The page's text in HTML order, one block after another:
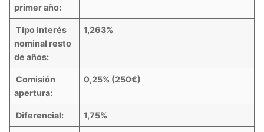
primer año:
Tipo interés
nominal resto
de años:
1,263%
Comisión
apertura:
0,25% (250€)
Diferencial: 1,75%